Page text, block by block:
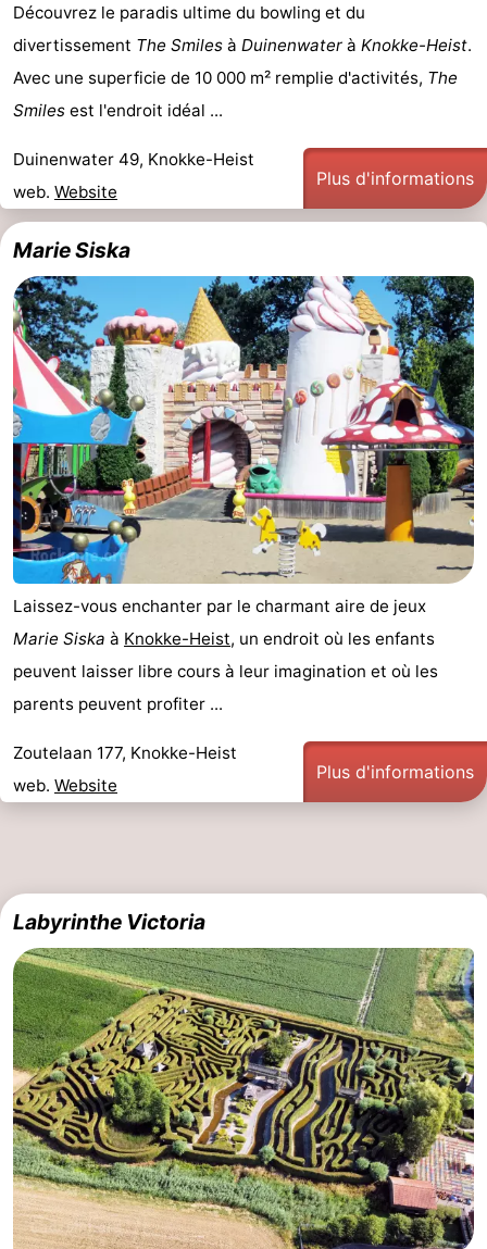
Découvrez le paradis ultime du bowling et du
divertissement The Smiles à Duinenwater à Knokke-Heist.
Avec une superficie de 10 000 m² remplie d'activités, The
Smiles est l'endroit idéal ...
Duinenwater 49, Knokke-Heist
web. Website
Plus d'informations
Marie Siska
Laissez-vous enchanter par le charmant aire de jeux
Marie Siska à Knokke-Heist, un endroit où les enfants
peuvent laisser libre cours à leur imagination et où les
parents peuvent profiter ...
Zoutelaan 177, Knokke-Heist
web. Website
Plus d'informations
Labyrinthe Victoria